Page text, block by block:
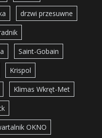
drzwi przesuwne
Saint-Gobain
Krispol
Klimas Wkręt-Met
OKNO